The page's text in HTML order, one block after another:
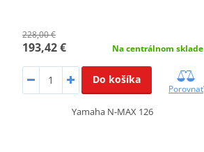
228,00 €
193,42 € Na centrálnom sklade
Do košíka
Porovnať
Yamaha N-MAX 126